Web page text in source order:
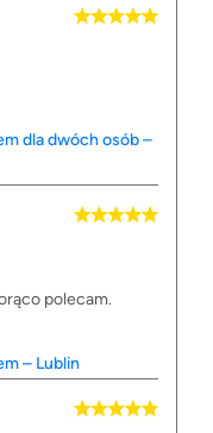
dla dwóch osób –
polecam.
– Lublin